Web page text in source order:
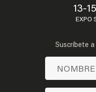
13-
EXPO
Suscríbete